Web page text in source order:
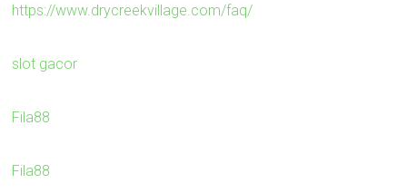
https://www.drycreekvillage.com/faq/
slot gacor
Fila88
Fila88